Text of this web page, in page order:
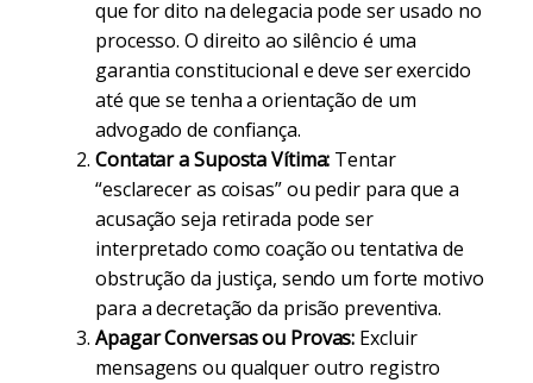
que for dito na delegacia pode ser usado no
processo. O direito ao silêncio é uma
garantia constitucional e deve ser exercido
até que se tenha a orientação de um
advogado de confiança.
Contatar a Suposta Vítima: Tentar
“esclarecer as coisas” ou pedir para que a
acusação seja retirada pode ser
interpretado como coação ou tentativa de
obstrução da justiça, sendo um forte motivo
para a decretação da prisão preventiva.
Apagar Conversas ou Provas: Excluir
mensagens ou qualquer outro registro